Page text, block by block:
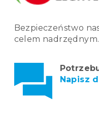
Bezpieczeństwo
celem nadrzędnym.
Napisz